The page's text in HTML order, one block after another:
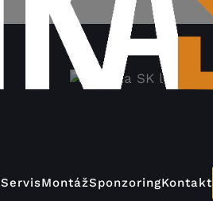
ServisMontážSponzoringKontakt